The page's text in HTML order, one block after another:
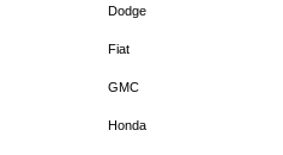
Dodge
Fiat
GMC
Honda